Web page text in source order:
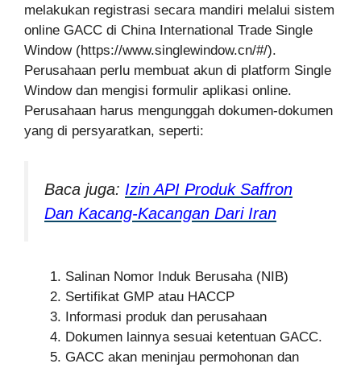
melakukan registrasi secara mandiri melalui sistem
online GACC di China International Trade Single
Window (https://www.singlewindow.cn/#/).
Perusahaan perlu membuat akun di platform Single
Window dan mengisi formulir aplikasi online.
Perusahaan harus mengunggah dokumen-dokumen
yang di persyaratkan, seperti:
Baca juga: Izin API Produk Saffron
Dan Kacang-Kacangan Dari Iran
Salinan Nomor Induk Berusaha (NIB)
Sertifikat GMP atau HACCP
Informasi produk dan perusahaan
Dokumen lainnya sesuai ketentuan GACC.
GACC akan meninjau permohonan dan